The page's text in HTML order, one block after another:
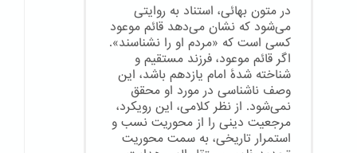
در متون بهائی، استناد به روایتی
می‌شود که نشان می‌دهد قائم موعود
کسی است که «مردم او را نشناسند».
اگر قائم موعود، فرزند مستقیم و
شناخته شدهٔ امام یازدهم باشد، این
وصف ناشناسی در مورد او محقق
نمی‌شود. از نظر کلامی، این رویکرد،
مرجعیت دینی را از محوریت نسب و
استمرار تاریخی، به سمت محوریت